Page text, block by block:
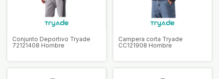
Conjunto Deportivo Tryade
72121408 Hombre
Campera corta Tryade
CC121908 Hombre